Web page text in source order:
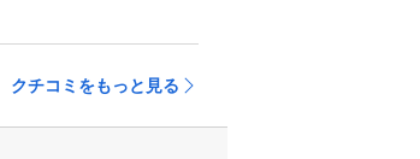
クチコミをもっと見る